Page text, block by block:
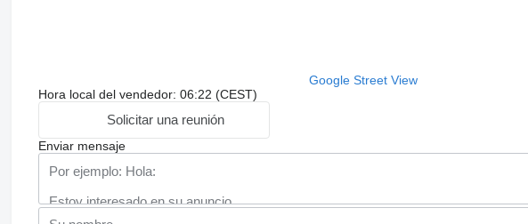
Google Street View
Hora local del vendedor: 06:22 (CEST)
Solicitar una reunión
Enviar mensaje